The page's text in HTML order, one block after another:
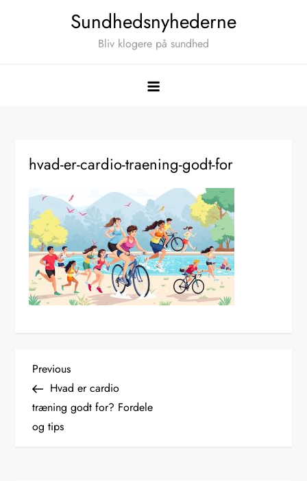
Sundhedsnyhederne
Bliv klogere på sundhed
hvad-er-cardio-traening-godt-for
I
n
d
Previous
Post
Previous
Hvad er cardio
træning godt for? Fordele
og tips